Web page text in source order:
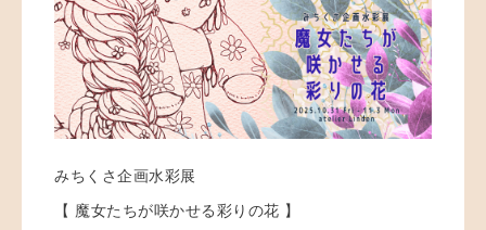
みちくさ企画水彩展
【 魔女たちが咲かせる彩りの花 】